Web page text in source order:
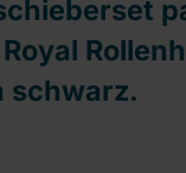
schwarz.